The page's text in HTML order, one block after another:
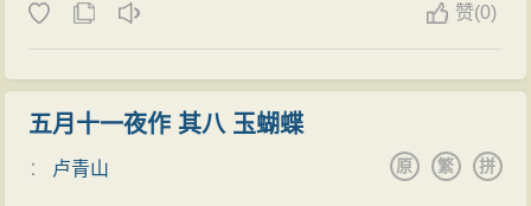
赞(0)
五月十一夜作 其八 玉蝴蝶
： 卢青山 拼
繁
原